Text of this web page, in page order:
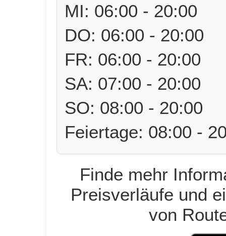
MI: 06:00 - 20:00
DO: 06:00 - 20:00
FR: 06:00 - 20:00
SA: 07:00 - 20:00
SO: 08:00 - 20:00
Feiertage: 08:00 -
Finde mehr
Preisverläufe und
von